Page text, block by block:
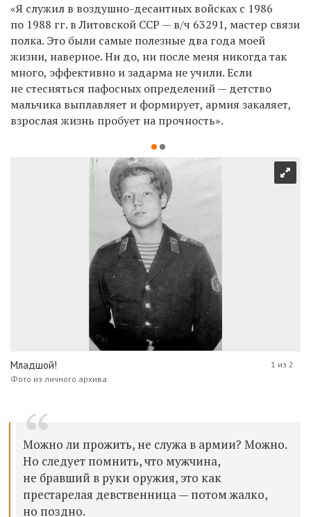
«Я служил в воздушно-десантных войсках с 1986
по 1988 гг. в Литовской ССР — в/ч 63291, мастер связи
полка. Это были самые полезные два года моей
жизни, наверное. Ни до, ни после меня никогда так
много, эффективно и задарма не учили. Если
не стесняться пафосных определений — детство
мальчика выплавляет и формирует, армия закаляет,
взрослая жизнь пробует на прочность».
Младшой!
Фото из личного архива
1 из 2
Можно ли прожить, не служа в армии? Можно.
Но следует помнить, что мужчина,
не бравший в руки оружия, это как
престарелая девственница — потом жалко,
но поздно.